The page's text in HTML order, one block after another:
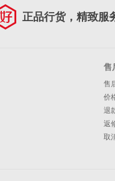
正品行货，精致服
售
售
价
退
返
取